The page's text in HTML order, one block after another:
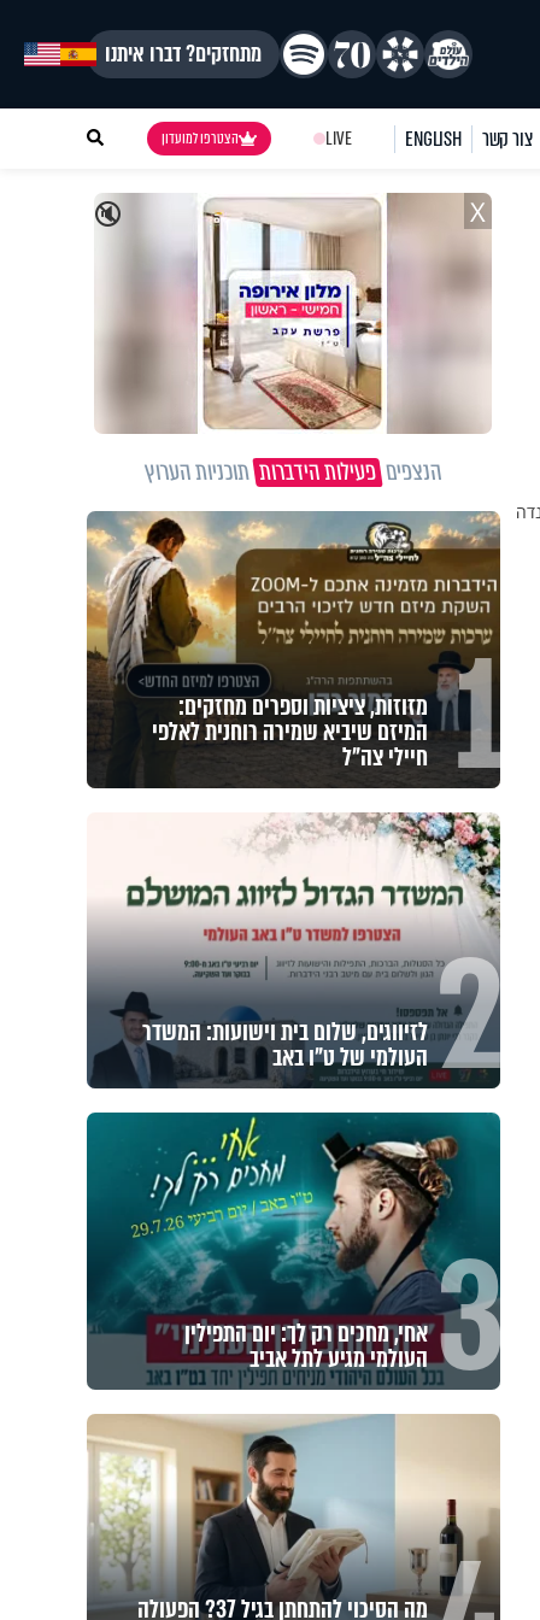
מתחזקים? דברו איתנו
צור קשר ENGLISH
LIVE הצטרפו למועדון
🔇 X
הנצפיםפעילות הידברותתוכניות הערוץ
1 מזוזות, ציציות וספרים מחזקים:
המיזם שיביא שמירה רוחנית לאלפי
חיילי צה"ל
2 לזיווגים, שלום בית וישועות: המשדר
העולמי של ט"ו באב
3 אחי, מחכים רק לך: יום התפילין
העולמי מגיע לתל אביב
מה הסיכוי להתחתן בגיל 37? הפעולה